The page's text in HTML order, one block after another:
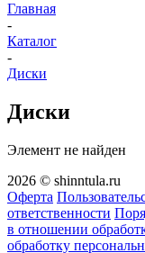
Главная
-
Каталог
-
Диски
Диски
Элемент не найден
2026 © shinntula.ru
Оферта
ответственности
в отношении
обработку